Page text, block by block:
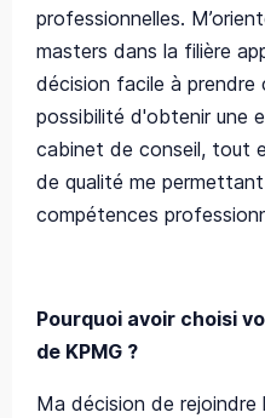
professionnelles.
masters dans la filière
décision facile à
possibilité d'obtenir une
cabinet de conseil, tout
de qualité me
compétences
Pourquoi avoir choisi
de KPMG ?
Ma décision de rejoindre